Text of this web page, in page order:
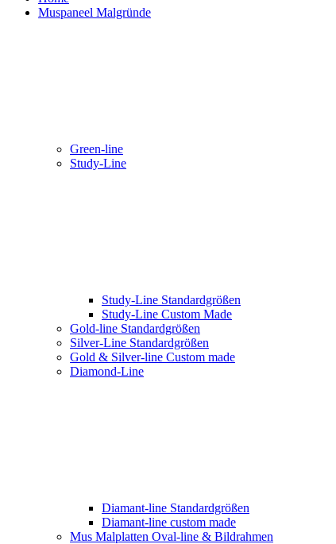
Muspaneel Malgründe
Green-line
Study-Line
Study-Line Standardgrößen
Study-Line Custom Made
Gold-line Standardgrößen
Silver-Line Standardgrößen
Gold & Silver-line Custom made
Diamond-Line
Diamant-line Standardgrößen
Diamant-line custom made
Mus Malplatten Oval-line & Bildrahmen